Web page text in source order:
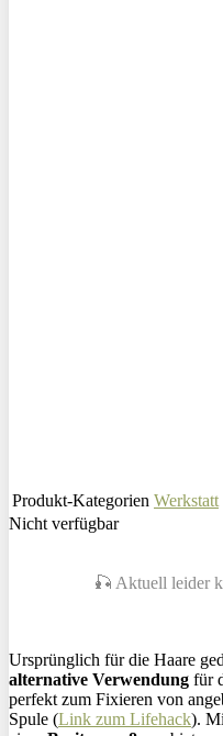
Produkt-Kategorien Werkstatt
Nicht verfügbar
🎣 Aktuell leider
Ursprünglich für die Haare
alternative Verwendung für
perfekt zum Fixieren von
Spule (Link zum Lifehack).